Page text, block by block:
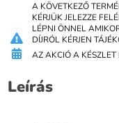
A KÖVETKEZŐ
KÉRJÜK JELEZZE
LÉPNI ÖNNEL
DÍJRÓL KÉRJEN
AZ AKCIÓ A KÉSZLET
Leírás